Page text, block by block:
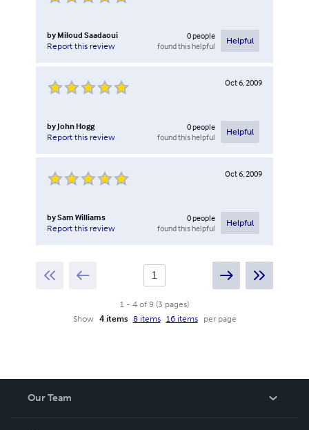
by Miloud Saadaoui
Report this review
0people
found this helpful
Helpful
Oct 6, 2009
by John Hogg
Report this review
0people
found this helpful
Helpful
Oct 6, 2009
bySam Williams
Report this review
0people
found this helpful
Helpful
1 - 4 of 9 (3 pages)
Show
4 items 8 items 16 items per page
Our Team